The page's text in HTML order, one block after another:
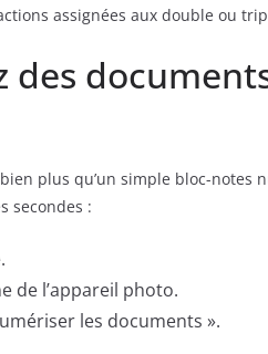
assignées aux double ou
des
plus qu’un simple bloc-
secondes :
de l’appareil photo.
les documents ».